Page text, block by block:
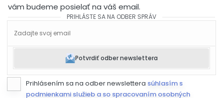
vám budeme posielať na váš email.
PRIHLÁSTE SA NA ODBER SPRÁV
Potvrdiť odber newslettera
Prihlásením sa na odber newslettera súhlasím s
podmienkami služieb a so spracovaním osobných